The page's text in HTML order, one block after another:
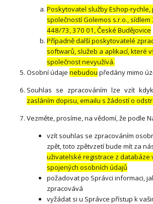
Poskytovatel služby Eshop-
společností Golemos s.r.o.,
448/73, 370 01, České Budějovice
Případně další poskytovatelé
softwarů, služeb a aplikací, které
společnost nevyužívá.
Osobní údajenebudou předány mimo
Souhlas se zpracováním lze vzít
zasláním dopisu, emailu s žádostí o
Vezměte, prosíme, na vědomí, že podle
vzít souhlas se zpracováním
zpět, toto zpětvzetí bude mít za
uživatelské registrace z databáze
spojených osobních údajů
požadovat po Správci informaci,
zpracovává
vyžádat si u Správce přístup k